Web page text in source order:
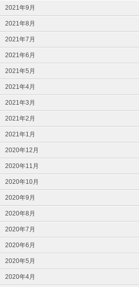
2021年9月
2021年8月
2021年7月
2021年6月
2021年5月
2021年4月
2021年3月
2021年2月
2021年1月
2020年12月
2020年11月
2020年10月
2020年9月
2020年8月
2020年7月
2020年6月
2020年5月
2020年4月